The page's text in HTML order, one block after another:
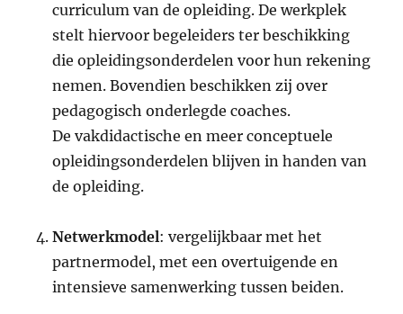
curriculum van de opleiding. De werkplek
stelt hiervoor begeleiders ter beschikking
die opleidingsonderdelen voor hun rekening
nemen. Bovendien beschikken zij over
pedagogisch onderlegde coaches.
De vakdidactische en meer conceptuele
opleidingsonderdelen blijven in handen van
de opleiding.
Netwerkmodel: vergelijkbaar met het
partnermodel, met een overtuigende en
intensieve samenwerking tussen beiden.